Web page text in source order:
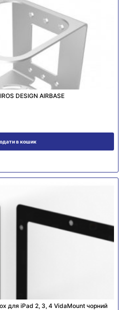
DESIGN AIRBASE
в кошик
для iPad 2, 3, 4 VidaMount чорний